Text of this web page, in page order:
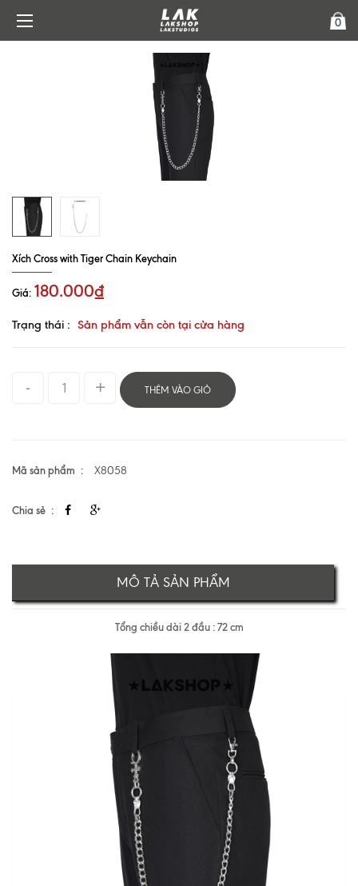
0
Xích Cross with Tiger Chain Keychain
Giá: 180.000₫
Trạng thái : Sản phẩm vẫn còn tại cửa hàng
THÊM VÀO GIỎ
Mã sản phẩm X8058
Chia sẻ
MÔ TẢ SẢN PHẨM
Tổng chiều dài 2 đầu : 72 cm